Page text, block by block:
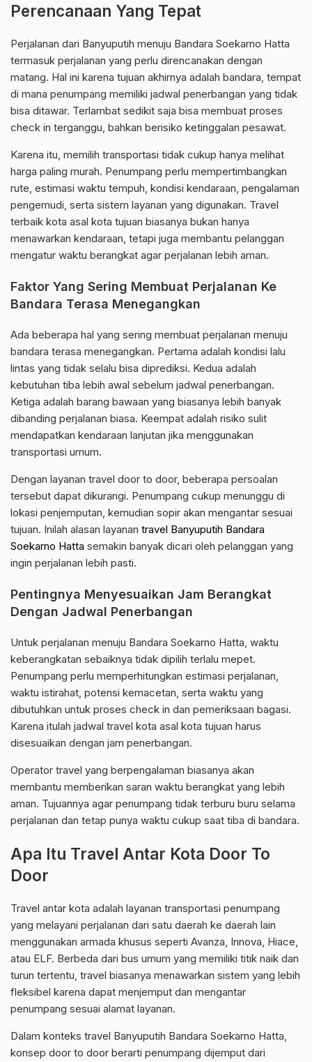
Perencanaan Yang Tepat
Perjalanan dari Banyuputih menuju Bandara Soekarno Hatta
termasuk perjalanan yang perlu direncanakan dengan
matang. Hal ini karena tujuan akhirnya adalah bandara, tempat
di mana penumpang memiliki jadwal penerbangan yang tidak
bisa ditawar. Terlambat sedikit saja bisa membuat proses
check in terganggu, bahkan berisiko ketinggalan pesawat.
Karena itu, memilih transportasi tidak cukup hanya melihat
harga paling murah. Penumpang perlu mempertimbangkan
rute, estimasi waktu tempuh, kondisi kendaraan, pengalaman
pengemudi, serta sistem layanan yang digunakan. Travel
terbaik kota asal kota tujuan biasanya bukan hanya
menawarkan kendaraan, tetapi juga membantu pelanggan
mengatur waktu berangkat agar perjalanan lebih aman.
Faktor Yang Sering Membuat Perjalanan Ke
Bandara Terasa Menegangkan
Ada beberapa hal yang sering membuat perjalanan menuju
bandara terasa menegangkan. Pertama adalah kondisi lalu
lintas yang tidak selalu bisa diprediksi. Kedua adalah
kebutuhan tiba lebih awal sebelum jadwal penerbangan.
Ketiga adalah barang bawaan yang biasanya lebih banyak
dibanding perjalanan biasa. Keempat adalah risiko sulit
mendapatkan kendaraan lanjutan jika menggunakan
transportasi umum.
Dengan layanan travel door to door, beberapa persoalan
tersebut dapat dikurangi. Penumpang cukup menunggu di
lokasi penjemputan, kemudian sopir akan mengantar sesuai
tujuan. Inilah alasan layanan travel Banyuputih Bandara
Soekarno Hatta semakin banyak dicari oleh pelanggan yang
ingin perjalanan lebih pasti.
Pentingnya Menyesuaikan Jam Berangkat
Dengan Jadwal Penerbangan
Untuk perjalanan menuju Bandara Soekarno Hatta, waktu
keberangkatan sebaiknya tidak dipilih terlalu mepet.
Penumpang perlu memperhitungkan estimasi perjalanan,
waktu istirahat, potensi kemacetan, serta waktu yang
dibutuhkan untuk proses check in dan pemeriksaan bagasi.
Karena itulah jadwal travel kota asal kota tujuan harus
disesuaikan dengan jam penerbangan.
Operator travel yang berpengalaman biasanya akan
membantu memberikan saran waktu berangkat yang lebih
aman. Tujuannya agar penumpang tidak terburu buru selama
perjalanan dan tetap punya waktu cukup saat tiba di bandara.
Apa Itu Travel Antar Kota Door To
Door
Travel antar kota adalah layanan transportasi penumpang
yang melayani perjalanan dari satu daerah ke daerah lain
menggunakan armada khusus seperti Avanza, Innova, Hiace,
atau ELF. Berbeda dari bus umum yang memiliki titik naik dan
turun tertentu, travel biasanya menawarkan sistem yang lebih
fleksibel karena dapat menjemput dan mengantar
penumpang sesuai alamat layanan.
Dalam konteks travel Banyuputih Bandara Soekarno Hatta,
konsep door to door berarti penumpang dijemput dari